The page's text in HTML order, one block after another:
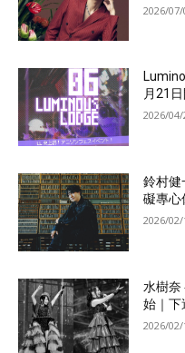
2026/07/
月21
2026/04/
鈴村
礙專心
2026/02/
水樹奈
始｜下
2026/02/